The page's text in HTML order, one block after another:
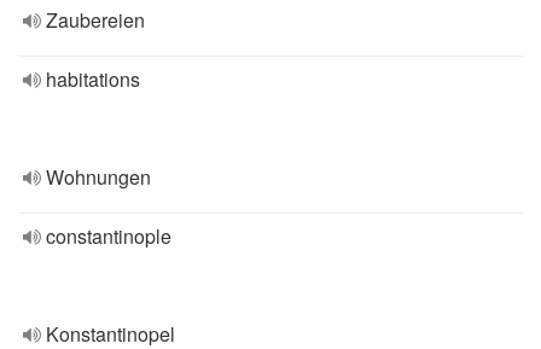
Zaubereien
habitations
Wohnungen
constantinople
Konstantinopel